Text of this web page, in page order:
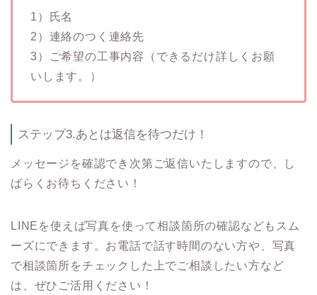
1）氏名
2）連絡のつく連絡先
3）ご希望の工事内容（できるだけ詳しくお願
いします。）
ステップ3.あとは返信を待つだけ！
メッセージを確認でき次第ご返信いたしますので、し
ばらくお待ちください！
LINEを使えば写真を使って相談箇所の確認などもスム
ーズにできます。お電話で話す時間のない方や、写真
で相談箇所をチェックした上でご相談したい方など
は、ぜひご活用ください！